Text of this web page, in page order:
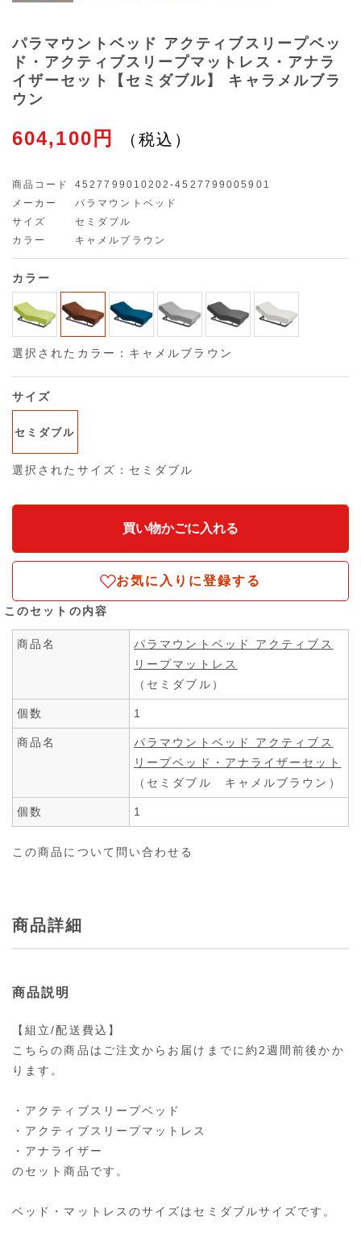
パラマウントベッド アクティブスリープベッ
ド・アクティブスリープマットレス・アナラ
イザーセット【セミダブル】 キャラメルブラ
ウン
604,100円
商品コード
4527799010202-4527799005901
メーカー
パラマウントベッド
サイズ
セミダブル
カラー
キャメルブラウン
カラー
選択されたカラー：キャメルブラウン
サイズ
セミダブル
選択されたサイズ：セミダブル
お気に入りに登録する
このセットの内容
商品名
パラマウントベッド アクティブス
リープマットレス
（セミダブル）
個数 1
商品名
パラマウントベッド アクティブス
リープベッド・アナライザーセット
（セミダブル キャメルブラウン）
個数 1
この商品について問い合わせる
商品詳細
商品説明
【組立/配送費込】
こちらの商品はご注文からお届けまでに約2週間前後かか
ります。
・アクティブスリープベッド
・アクティブスリープマットレス
・アナライザー
のセット商品です。
ベッド・マットレスのサイズはセミダブルサイズです。